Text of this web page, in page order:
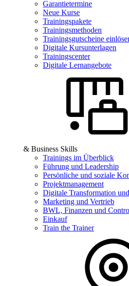
Garantietermine
Neue Kurse
Trainingspakete
Trainingsmethoden
Trainingsgutscheine
Digitale Kursunterlagen
Trainingscenter
Digitale Lernangebote
& Business Skills
Trainings im Überblick
Führung und Leadership
Persönliche und soziale
Projektmanagement
Digitale Transformation
Marketing und Vertrieb
BWL, Finanzen und
Einkauf
Train the Trainer